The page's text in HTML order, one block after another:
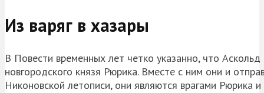
Из варяг в хазары
В Повести временных лет четко указанно, что
новгородского князя Рюрика. Вместе с ним они и
Никоновской летописи, они являются врагами Рюрика